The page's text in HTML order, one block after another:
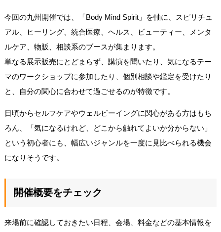
今回の九州開催では、「Body Mind Spirit」を軸に、スピリチュ
アル、ヒーリング、統合医療、ヘルス、ビューティー、メンタ
ルケア、物販、相談系のブースが集まります。
単なる展示販売にとどまらず、講演を聞いたり、気になるテー
マのワークショップに参加したり、個別相談や鑑定を受けたり
と、自分の関心に合わせて過ごせるのが特徴です。
日頃からセルフケアやウェルビーイングに関心がある方はもち
ろん、「気になるけれど、どこから触れてよいか分からない」
という初心者にも、幅広いジャンルを一度に見比べられる機会
になりそうです。
開催概要をチェック
来場前に確認しておきたい日程、会場、料金などの基本情報を